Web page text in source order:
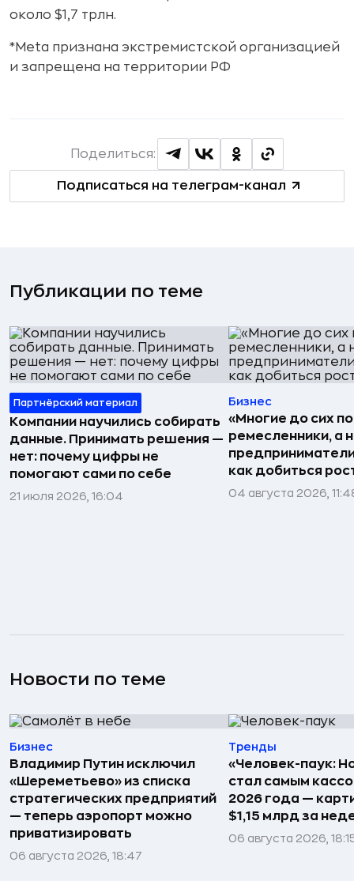
около $1,7 трлн.
*Meta признана экстремистской организацией
и запрещена на территории РФ
Подписаться на телеграм-канал
Поделиться:
Публикации по теме
Партнёрский материал
Компании научились собирать
данные. Принимать решения —
нет: почему цифры не
помогают сами по себе
21 июля 2026, 16:04
Бизнес
«Многие до сих
ремесленники, а
как добиться
04 августа 2026,
Новости по теме
Бизнес
Владимир Путин исключил
«Шереметьево» из списка
стратегических предприятий
— теперь аэропорт можно
приватизировать
06 августа 2026, 18:47
Тренды
«Человек-паук:
стал самым
2026 года —
$1,15 млрд за
06 августа 2026,